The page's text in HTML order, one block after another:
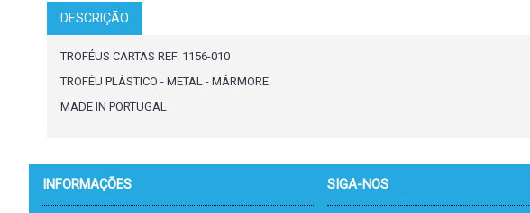
DESCRIÇÃO
TROFÉUS CARTAS REF. 1156-010
TROFÉU PLÁSTICO - METAL - MÁRMORE
MADE IN PORTUGAL
INFORMAÇÕES SIGA-NOS